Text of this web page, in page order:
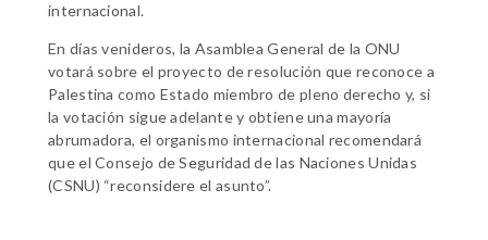
internacional.
En días venideros, la Asamblea General de la ONU
votará sobre el proyecto de resolución que reconoce a
Palestina como Estado miembro de pleno derecho y, si
la votación sigue adelante y obtiene una mayoría
abrumadora, el organismo internacional recomendará
que el Consejo de Seguridad de las Naciones Unidas
(CSNU) “reconsidere el asunto”.